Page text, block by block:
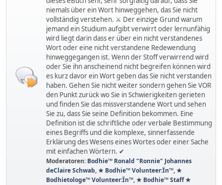
niemals über ein Wort hinweggehen, das Sie nicht
vollständig verstehen. ⚔ Der einzige Grund warum
jemand ein Studium aufgibt verwirrt oder lernunfähig
wird liegt darin dass er über ein nicht verstandenes
Wort oder eine nicht verstandene Redewendung
hinweggegangen ist. Wenn der Stoff verwirrend wird
oder Sie ihn anscheinend nicht begreifen können wird
es kurz davor ein Wort geben das Sie nicht verstanden
haben. Gehen Sie nicht weiter sondern gehen Sie VOR
den Punkt zurück wo Sie in Schwierigkeiten gerieten
und finden Sie das missverstandene Wort und sehen
Sie zu, dass Sie seine Definition bekommen. Eine
Definition ist die schriftliche oder verbale Bestimmung
eines Begriffs und die komplexe, sinnerfassende
Erklärung des Wesens eines Wortes oder einer Sache
mit einfachen Wörtern. ✔
Moderatoren: Bodhie™ Ronald "Ronnie" Johannes
deClaire Schwab,★ Bodhie™ Volunteer:Ïn™,★
Bodhietologe™ Volunteer:Ïn™,★ Bodhie™ Staff ★